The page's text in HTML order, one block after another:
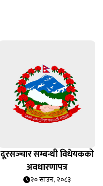
दूरसञ्‍चार सम्बन्धी विधेयकको
अवधारणापत्र
२० साउन, २०८३